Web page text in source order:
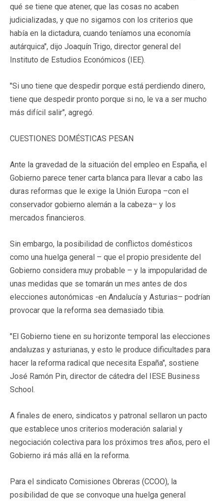
qué se tiene que atener, que las cosas no acaben
judicializadas, y que no sigamos con los criterios que
había en la dictadura, cuando teníamos una economía
autárquica", dijo Joaquín Trigo, director general del
Instituto de Estudios Económicos (IEE).
"Si uno tiene que despedir porque está perdiendo dinero,
tiene que despedir pronto porque si no, le va a ser mucho
más difícil salir", agregó.
CUESTIONES DOMÉSTICAS PESAN
Ante la gravedad de la situación del empleo en España, el
Gobierno parece tener carta blanca para llevar a cabo las
duras reformas que le exige la Unión Europa –con el
conservador gobierno alemán a la cabeza– y los
mercados financieros.
Sin embargo, la posibilidad de conflictos domésticos
como una huelga general – que el propio presidente del
Gobierno considera muy probable – y la impopularidad de
unas medidas que se tomarán un mes antes de dos
elecciones autonómicas -en Andalucía y Asturias– podrían
provocar que la reforma sea demasiado tibia.
"El Gobierno tiene en su horizonte temporal las elecciones
andaluzas y asturianas, y esto le produce dificultades para
hacer la reforma radical que necesita España", sostiene
José Ramón Pin, director de cátedra del IESE Business
School.
A finales de enero, sindicatos y patronal sellaron un pacto
que establece unos criterios moderación salarial y
negociación colectiva para los próximos tres años, pero el
Gobierno irá más allá en la reforma.
Para el sindicato Comisiones Obreras (CCOO), la
posibilidad de que se convoque una huelga general